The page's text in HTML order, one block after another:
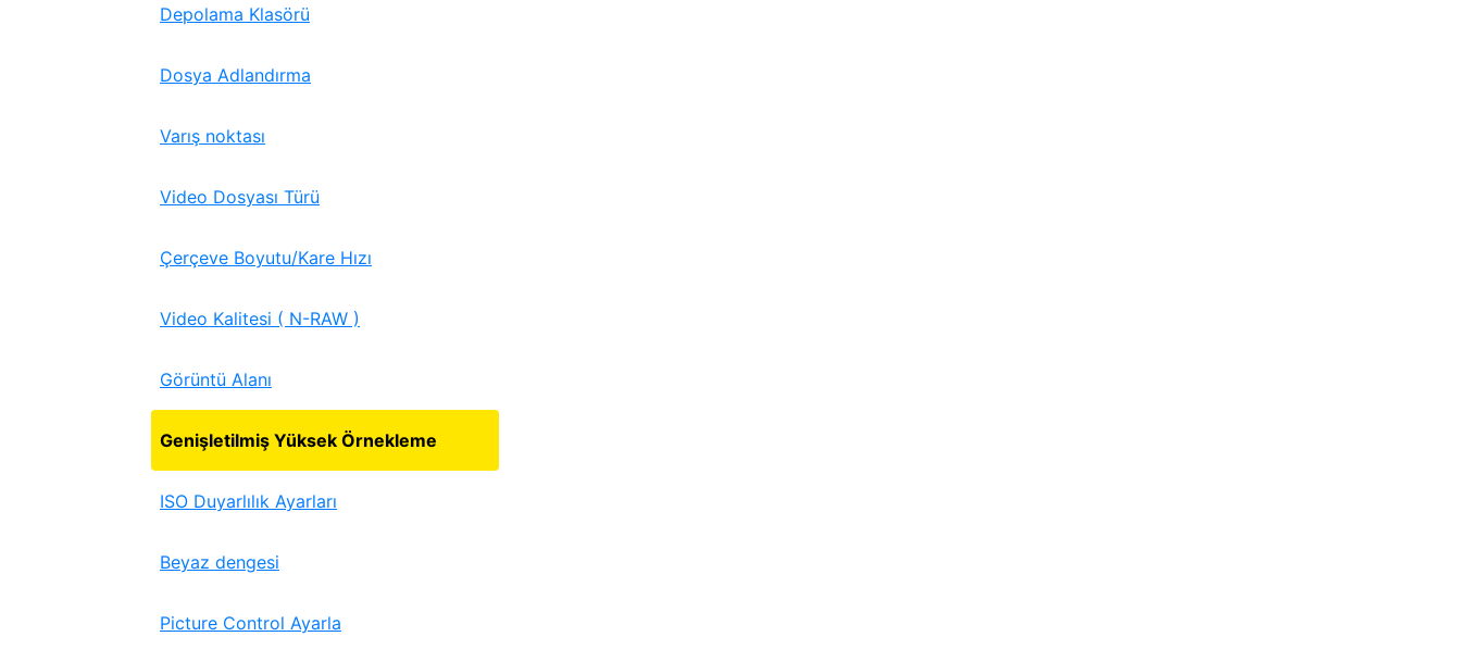
Depolama Klasörü
Dosya Adlandırma
Varış noktası
Video Dosyası Türü
Çerçeve Boyutu/Kare Hızı
Video Kalitesi ( N-RAW )
Görüntü Alanı
Genişletilmiş Yüksek Örnekleme
ISO Duyarlılık Ayarları
Beyaz dengesi
Picture Control Ayarla